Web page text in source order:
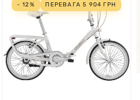
- 12% ПЕРЕВАГА5 904 ГРН